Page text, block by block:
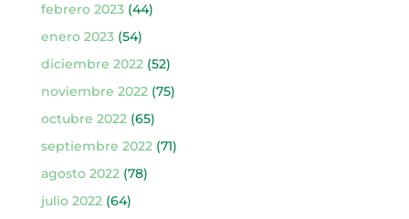
febrero 2023(44)
enero 2023(54)
diciembre 2022(52)
noviembre 2022(75)
octubre 2022(65)
septiembre 2022(71)
agosto 2022(78)
julio 2022(64)